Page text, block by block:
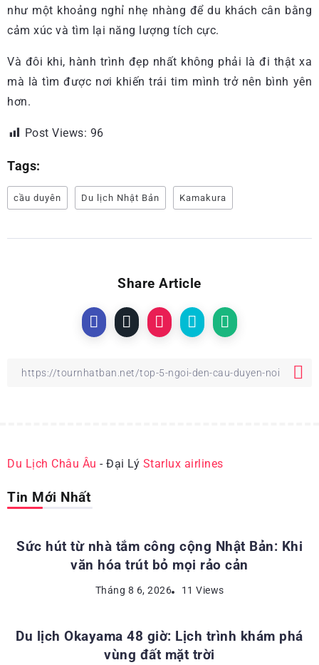
như một khoảng nghỉ nhẹ nhàng để du khách cân bằng
cảm xúc và tìm lại năng lượng tích cực.
Và đôi khi, hành trình đẹp nhất không phải là đi thật xa
mà là tìm được nơi khiến trái tim mình trở nên bình yên
hơn.
Post Views: 96
Tags:
cầu duyên Du lịch Nhật Bản Kamakura
Share Article
Du Lịch Châu Âu - Đại Lý Starlux airlines
Tin Mới Nhất
Sức hút từ nhà tắm công cộng Nhật Bản: Khi
văn hóa trút bỏ mọi rảo cản
Tháng 8 6, 2026 11 Views
ĐỊA ĐIỂM DU LỊCH NHẬT BẢN
Du lịch Okayama 48 giờ: Lịch trình khám phá
vùng đất mặt trời